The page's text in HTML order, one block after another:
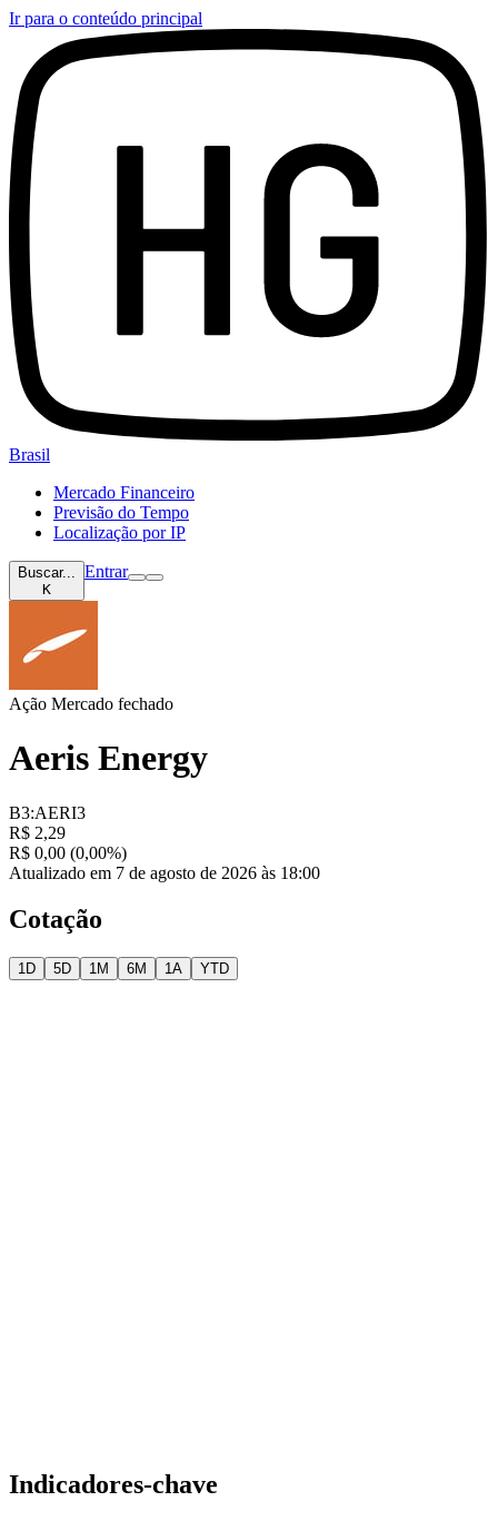
Ir para o conteúdo principal
Brasil
Mercado Financeiro
Previsão do Tempo
Localização por IP
Buscar...
K
Entrar
Ação Mercado fechado
Aeris Energy
B3:AERI3
R$ 2,29
R$ 0,00 (0,00%)
Atualizado em 7 de agosto de 2026 às 18:00
Cotação
1D 5D 1M 6M 1A YTD
Indicadores-chave